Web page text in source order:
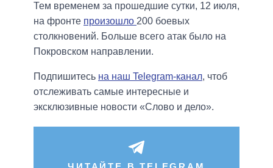
Тем временем за прошедшие сутки, 12 июля,
на фронте произошло 200 боевых
столкновений. Больше всего атак было на
Покровском направлении.
Подпишитесь на наш Telegram-канал, чтоб
отслеживать самые интересные и
эксклюзивные новости «Слово и дело».